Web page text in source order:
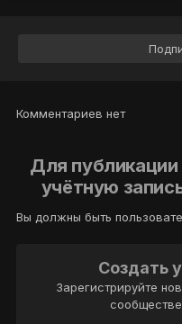
Комментариев нет
Для
учётную
Вы должны быть
Создать
Зарегистрируйте